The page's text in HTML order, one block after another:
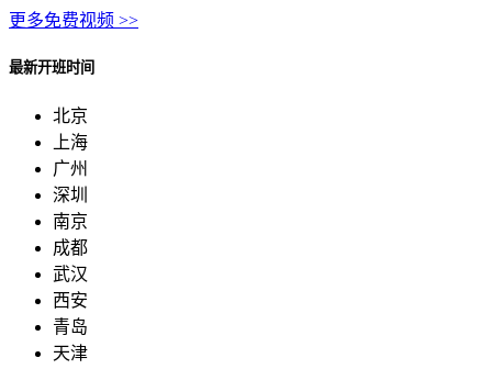
更多免费视频 >>
最新开班时间
北京
上海
广州
深圳
南京
成都
武汉
西安
青岛
天津